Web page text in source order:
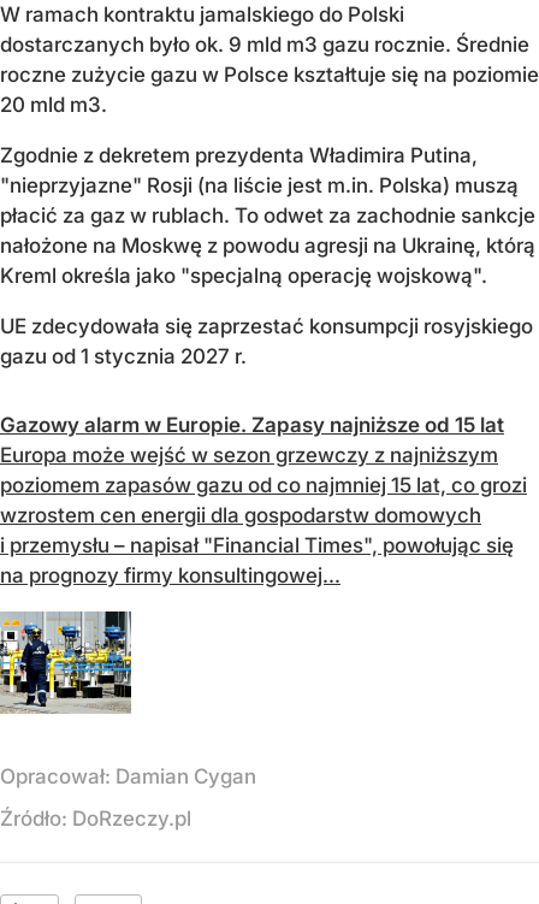
W ramach kontraktu jamalskiego do Polski
dostarczanych było ok. 9 mld m3 gazu rocznie. Średnie
roczne zużycie gazu w Polsce kształtuje się na poziomie
20 mld m3.
Zgodnie z dekretem prezydenta Władimira Putina,
"nieprzyjazne" Rosji (na liście jest m.in. Polska) muszą
płacić za gaz w rublach. To odwet za zachodnie sankcje
nałożone na Moskwę z powodu agresji na Ukrainę, którą
Kreml określa jako "specjalną operację wojskową".
UE zdecydowała się zaprzestać konsumpcji rosyjskiego
gazu od 1 stycznia 2027 r.
Gazowy alarm w Europie. Zapasy najniższe od 15 lat
Europa może wejść w sezon grzewczy z najniższym
poziomem zapasów gazu od co najmniej 15 lat, co grozi
wzrostem cen energii dla gospodarstw domowych
i przemysłu – napisał "Financial Times", powołując się
na prognozy firmy konsultingowej...
Opracował: Damian Cygan
Źródło: DoRzeczy.pl